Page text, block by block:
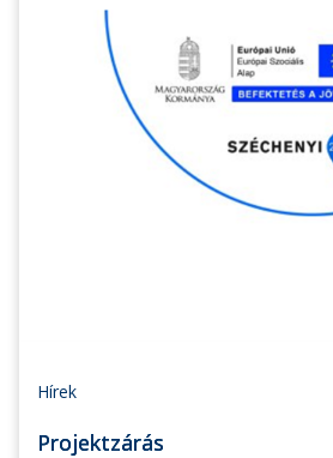
Hírek
Projektzárás